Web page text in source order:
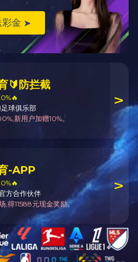
播电视台采访，表示“云南得天独
产制造，孕育出了昆机、云南CY
、玉溪形成了数控机床产业优势集
，具有不可替代的区位优势。”
链现代化中，迫切需要云南发挥
机床产业，推动制造业高质量发
云南省政府已签署战略合作协
科技资源向云南集聚，推动科技成
力打造央地合作创新发展的示范样